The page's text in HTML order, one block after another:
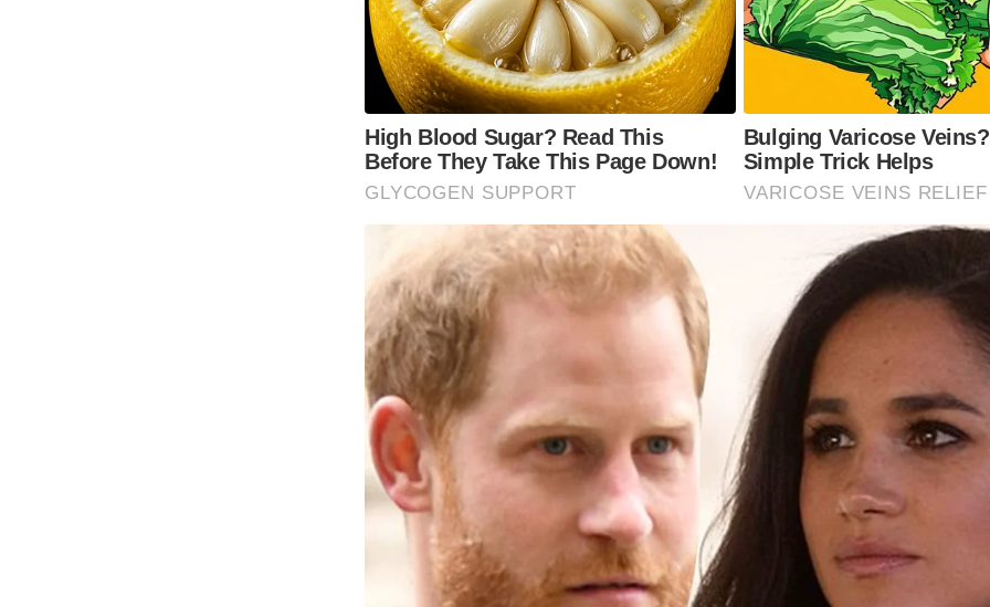
High Blood Sugar? Read This
Before They Take This Page Down!
GLYCOGEN SUPPORT
Bulging Varicose
Simple Trick Helps
VARICOSE VEINS RELIEF